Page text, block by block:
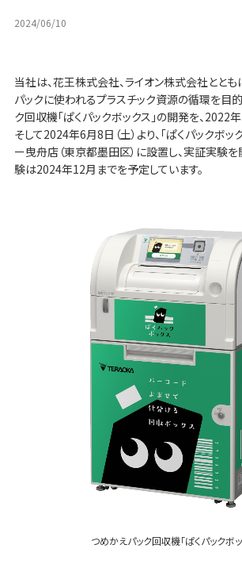
2024/06/10
当社は、花王株式会社、ライオン株式会社とと
パックに使われるプラスチック資源の循環を目
ク回収機「ぱくパックボックス」の開発を、2022
そして2024年6月8日（土）より、「ぱくパックボッ
ー曳舟店（東京都墨田区）に設置し、実証実験
験は2024年12月までを予定しています。
つめかえパック回収機「ぱくパックボッ